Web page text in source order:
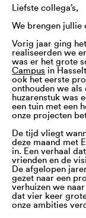
Liefste collega’s,
We brengen jullie
Vorig jaar ging
realiseerden we
was er het grote
Campus in
ook het eerste
onthouden we als
huzarenstuk was
een tuin met een
onze projecten
De tijd vliegt
deze maand met
in. Een verhaal
vrienden en de
De afgelopen
gezet naar een
verhuizen we
dat vier keer
onze ambities